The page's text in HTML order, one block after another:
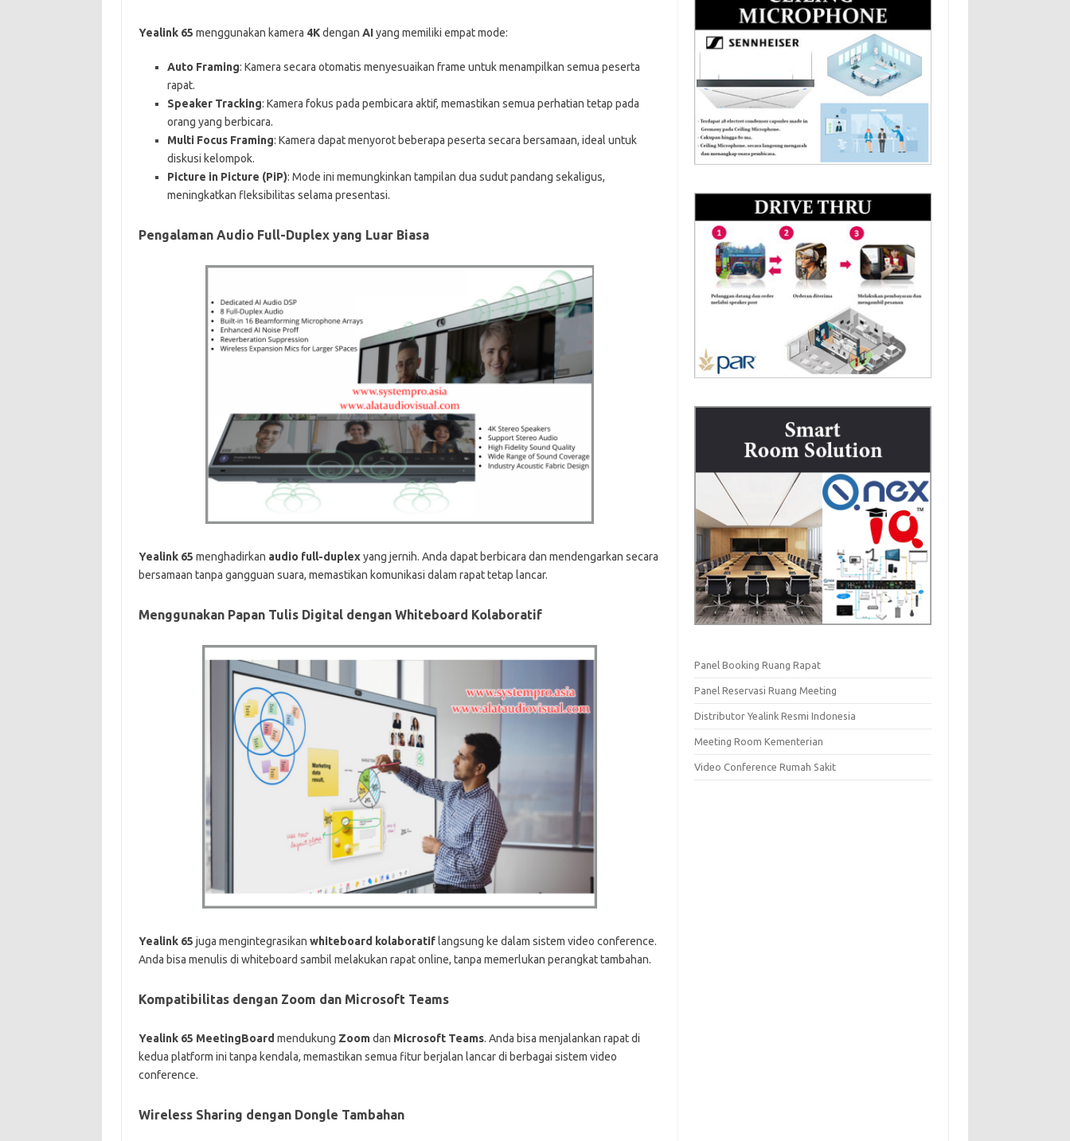
Yealink 65 menggunakan kamera 4Kdengan AIyang memiliki empat mode:
Auto Framing: Kamera secara otomatis menyesuaikan frame untuk menampilkan semua peserta
rapat.
Speaker Tracking: Kamera fokus pada pembicara aktif, memastikan semua perhatian tetap pada
orang yang berbicara.
Multi Focus Framing: Kamera dapat menyorot beberapa peserta secara bersamaan, ideal untuk
diskusi kelompok.
Picture in Picture (PiP): Mode ini memungkinkan tampilan dua sudut pandang sekaligus,
meningkatkan fleksibilitas selama presentasi.
Pengalaman Audio Full-Duplex yang Luar Biasa
Yealink 65 menghadirkan audio full-duplexyang jernih. Anda dapat berbicara dan mendengarkan secara
bersamaan tanpa gangguan suara, memastikan komunikasi dalam rapat tetap lancar.
Menggunakan Papan Tulis Digital dengan Whiteboard Kolaboratif
Yealink 65 juga mengintegrasikan whiteboard kolaboratiflangsung ke dalam sistem video conference.
Anda bisa menulis di whiteboard sambil melakukan rapat online, tanpa memerlukan perangkat tambahan.
Kompatibilitas dengan Zoom dan Microsoft Teams
Yealink 65 MeetingBoard mendukung Zoomdan Microsoft Teams. Anda bisa menjalankan rapat di
kedua platform ini tanpa kendala, memastikan semua fitur berjalan lancar di berbagai sistem video
conference.
Wireless Sharing dengan Dongle Tambahan
Panel Booking Ruang Rapat
Panel Reservasi Ruang Meeting
Distributor Yealink Resmi Indonesia
Meeting Room Kementerian
Video Conference Rumah Sakit